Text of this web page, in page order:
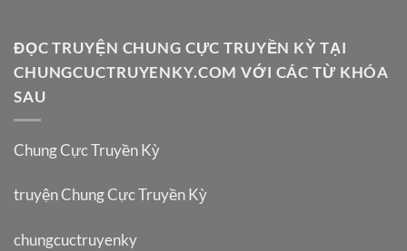
ĐỌC TRUYỆN CHUNG CỰC TRUYỀN KỲ TẠI
CHUNGCUCTRUYENKY.COM VỚI CÁC TỪ KHÓA
SAU
Chung Cực Truyền Kỳ
truyện Chung Cực Truyền Kỳ
chungcuctruyenky